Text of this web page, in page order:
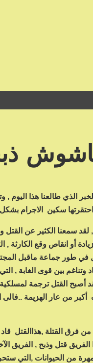
الذي طالعنا هذا اليوم
سكين الاجرام
سمعنا الكثير عن القتل
أو انقاص وقع الكارثة ,
طور جماعة ماقبل
بين قوى الغابة , التي
أصبح القتل ترجمة
أكبر من عار الهزيمة
القتلة ,هذاالقتل
قتل وذبح , الفريق
جمهرة من الحيوانات ,التي